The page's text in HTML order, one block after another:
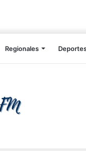
Regionales